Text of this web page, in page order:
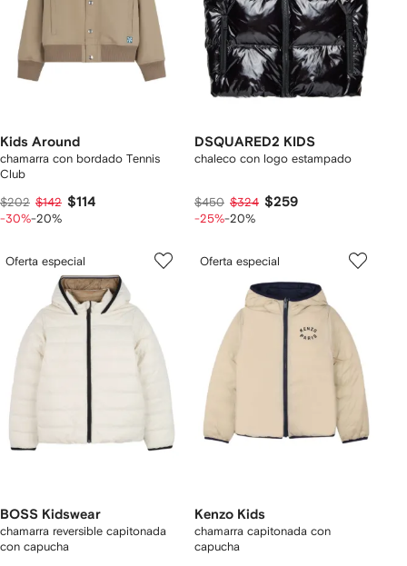
Kids Around
chamarra con bordado Tennis
Club
$202 $142 $114
-30%-20%
DSQUARED2 KIDS
chaleco con logo estampado
$450 $324 $259
-25%-20%
Oferta especial
BOSS Kidswear
chamarra reversible capitonada
con capucha
Oferta especial
Kenzo Kids
chamarra capitonada con
capucha